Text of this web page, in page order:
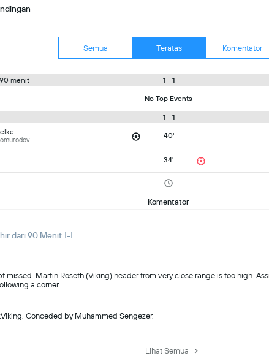
Semua Teratas Komentator
menit 1 - 1
No Top Events
1 - 1
40'
34'
Komentator
dari 90 Menit 1-1
missed. Martin Roseth (Viking) header from very close range is too high.
a corner.
Conceded by Muhammed Sengezer.
Lihat Semua